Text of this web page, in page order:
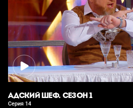
АДСКИЙ ШЕФ. СЕЗОН 1
Серия 14